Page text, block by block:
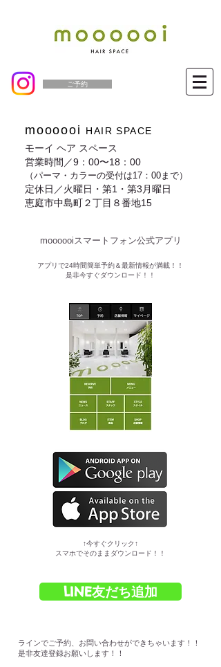
ご予約
moooooi
HAIR SPACE
モーイ ヘア スペース
営業時間／9：00〜18：00
（パーマ・カラーの受付は17：00まで）
定休日／火曜日・第1・第3月曜日
恵庭市中島町２丁目８番地15
moooooiスマートフォン公式アプリ​
​アプリで24時間簡単予約＆最新情報が満載！！
是非今すぐダウンロード！！
​↑今すぐクリック↑
スマホでそのままダウンロード！！
LINE友だち追加
ラインでご予約、お問い合わせができちゃいます！！
是非友達登録お願いします！！